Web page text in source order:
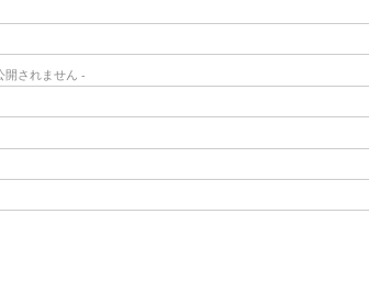
開されません -